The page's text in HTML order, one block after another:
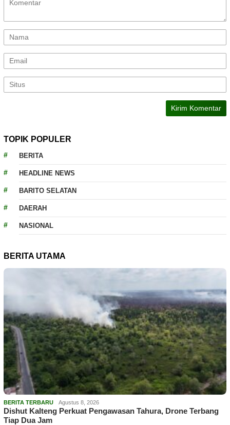
TOPIK POPULER
BERITA
HEADLINE NEWS
BARITO SELATAN
DAERAH
NASIONAL
BERITA UTAMA
BERITA TERBARU Agustus 8, 2026
Dishut Kalteng Perkuat Pengawasan Tahura, Drone Terbang
Tiap Dua Jam